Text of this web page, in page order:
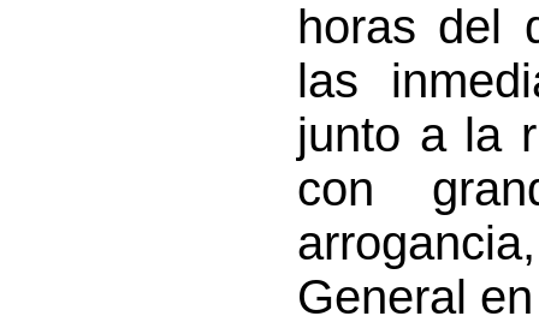
horas del
las
junto a la
con
General